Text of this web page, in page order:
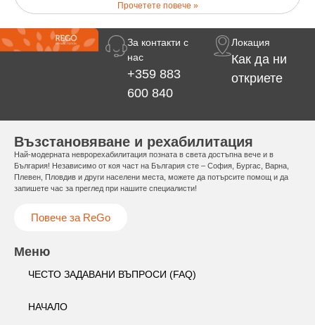
Прочетете повече »
За контакти с
нас
+359 883
600 840
Локация
Как да ни
откриете
Възстановяване и рехабилитация
Най-модерната неврорехабилитация позната в света достъпна вече и в
България! Независимо от коя част на България сте – София, Бургас, Варна,
Плевен, Пловдив и други населени места, можете да потърсите помощ и да
запишете час за преглед при нашите специалисти!
Повече за ReGo
Меню
ЧЕСТО ЗАДАВАНИ ВЪПРОСИ (FAQ)
НАЧАЛО